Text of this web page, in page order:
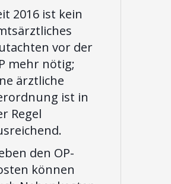
2016 ist kein
vor der
mehr nötig;
ärztliche
ist in
Regel
den OP-
können